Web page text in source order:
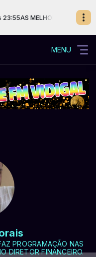
AS MELHORES DA
MENU
PROGRAMAÇÃO NAS
DIRETOR FINANCEIRO.